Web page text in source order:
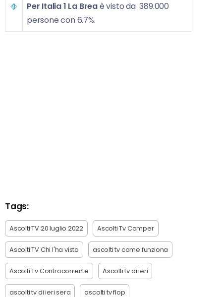
Per Italia 1 La Breaè visto da 389.000
persone con 6.7%.
Tags:
Ascolti TV 20 luglio 2022 Ascolti Tv Camper
Ascolti TV Chi l'ha visto ascolti tv come funziona
Ascolti Tv Controcorrente Ascolti tv di ieri
ascolti tv di ieri sera ascolti tv flop